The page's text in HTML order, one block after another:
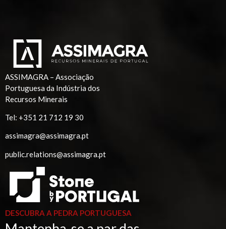
ASSIMAGRA – Associação
Portuguesa da Indústria dos
Recursos Minerais
Tel: +351 21 712 19 30
assimagra@assimagra.pt
public.relations@assimagra.pt
DESCUBRA A PEDRA PORTUGUESA